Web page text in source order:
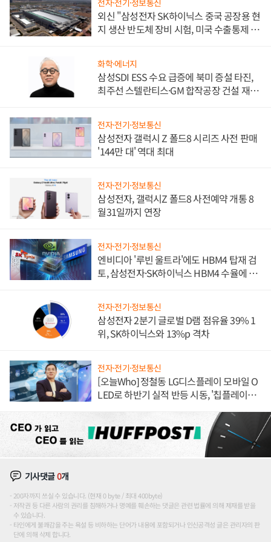
전자·전기·정보통신
외신 "삼성전자 SK하이닉스 중국 공장용 현
지 생산 반도체 장비 시험, 미국 수출통제 대
화학·에너지
삼성SDI ESS 수요 급증에 북미 증설 타진,
최주선 스텔란티스·GM 합작공장 건설 재추
전자·전기·정보통신
삼성전자 갤럭시 Z 폴드8 시리즈 사전 판매
'144만 대' 역대 최대
전자·전기·정보통신
삼성전자, 갤럭시Z 폴드8 사전예약 개통 8
월31일까지 연장
전자·전기·정보통신
엔비디아 '루빈 울트라'에도 HBM4 탑재 검
토, 삼성전자·SK하이닉스 HBM4 수율에 주
전자·전기·정보통신
삼성전자 2분기 글로벌 D램 점유율 39% 1
위, SK하이닉스와 13%p 격차
전자·전기·정보통신
[오늘Who] 정철동 LG디스플레이 모바일 O
LED로 하반기 실적 반등 시동, '칩플레이
기사댓글0개
200자까지 쓰실 수 있습니다. (현재 0 byte / 최대 400byte)
저작권 등 다른 사람의 권리를 침해하거나 명예를 훼손하는 댓글은 관련 법률에 의해 제재를 받을
수 있습니다.
타인에게 불쾌감을 주는 욕설 등 비하하는 단어가 내용에 포함되거나 인신공격성 글은 관리자의 판
단에 의해 삭제 합니다.